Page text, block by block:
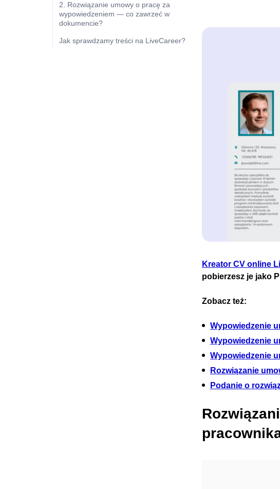
2. Rozwiązanie umowy o pracę za
wypowiedzeniem — co zawrzeć w
dokumencie?
Jak sprawdzamy treści na LiveCareer?
Kreator CV online
pobierzesz je jako
Zobacz też:
Wypowiedzenie
Wypowiedzenie
Wypowiedzenie
Rozwiązanie
Podanie o